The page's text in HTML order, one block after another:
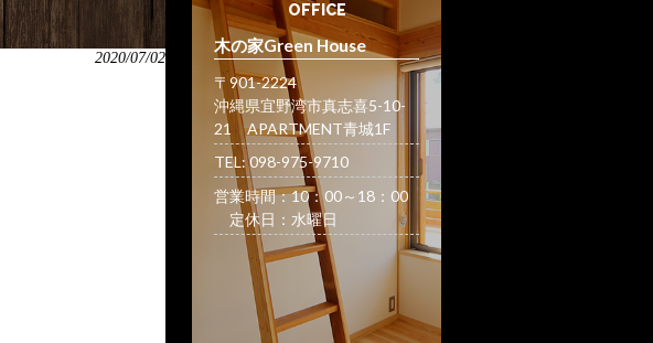
2020/07/02
OFFICE
木の家Green House
〒901-2224
沖縄県宜野湾市真志喜5-10-
21 APARTMENT青城1F
TEL: 098-975-9710
営業時間：10：00～18：00
定休日：水曜日